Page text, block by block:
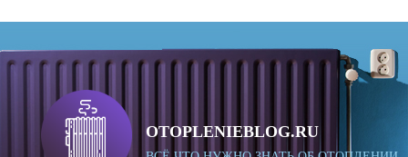
OTOPLENIEBLOG.RU